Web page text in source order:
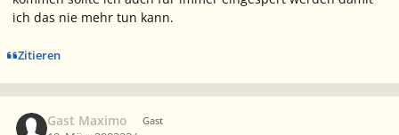
ich das nie mehr tun kann.
Zitieren
Gast Maximo Gast